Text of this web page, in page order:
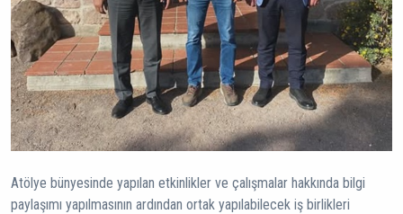
Atölye bünyesinde yapılan etkinlikler ve çalışmalar hakkında bilgi
paylaşımı yapılmasının ardından ortak yapılabilecek iş birlikleri